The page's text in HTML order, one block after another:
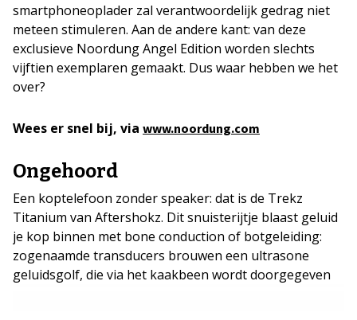
smartphoneoplader zal verantwoordelijk gedrag niet
meteen stimuleren. Aan de andere kant: van deze
exclusieve Noordung Angel Edition worden slechts
vijftien exemplaren gemaakt. Dus waar hebben we het
over?
Wees er snel bij, via www.noordung.com
Ongehoord
Een koptelefoon zonder speaker: dat is de Trekz
Titanium van Aftershokz. Dit snuisterijtje blaast geluid
je kop binnen met bone conduction of botgeleiding:
zogenaamde transducers brouwen een ultrasone
geluidsgolf, die via het kaakbeen wordt doorgegeven